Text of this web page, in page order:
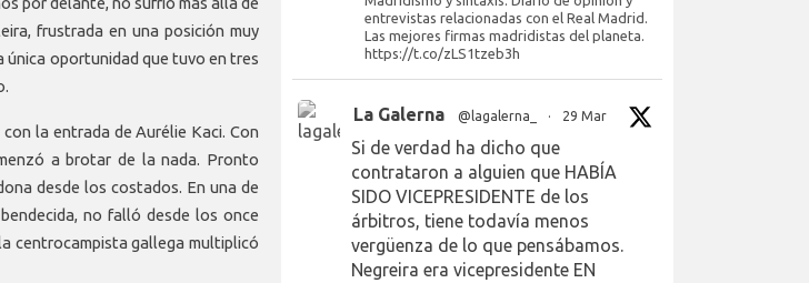
frustrada en una posición muy
única oportunidad que tuvo en tres
la entrada de Aurélie Kaci. Con
a brotar de la nada. Pronto
desde los costados. En una de
no falló desde los once
centrocampista gallega multiplicó
entrevistas relacionadas con el Real Madrid.
Las mejores firmas madridistas del planeta.
https://t.co/zLS1tzeb3h
La Galerna @lagalerna_ · 29 Mar
Si de verdad ha dicho que
contrataron a alguien que HABÍA
SIDO VICEPRESIDENTE de los
árbitros, tiene todavía menos
vergüenza de lo que pensábamos.
Negreira era vicepresidente EN